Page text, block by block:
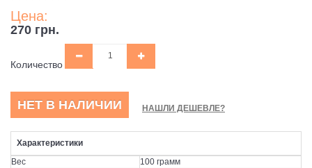
Цена:
270 грн.
Количество
НЕТ В НАЛИЧИИ НАШЛИ ДЕШЕВЛЕ?
Характеристики
Вес
100 грамм